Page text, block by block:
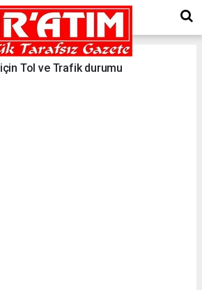
için Tol ve Trafik durumu